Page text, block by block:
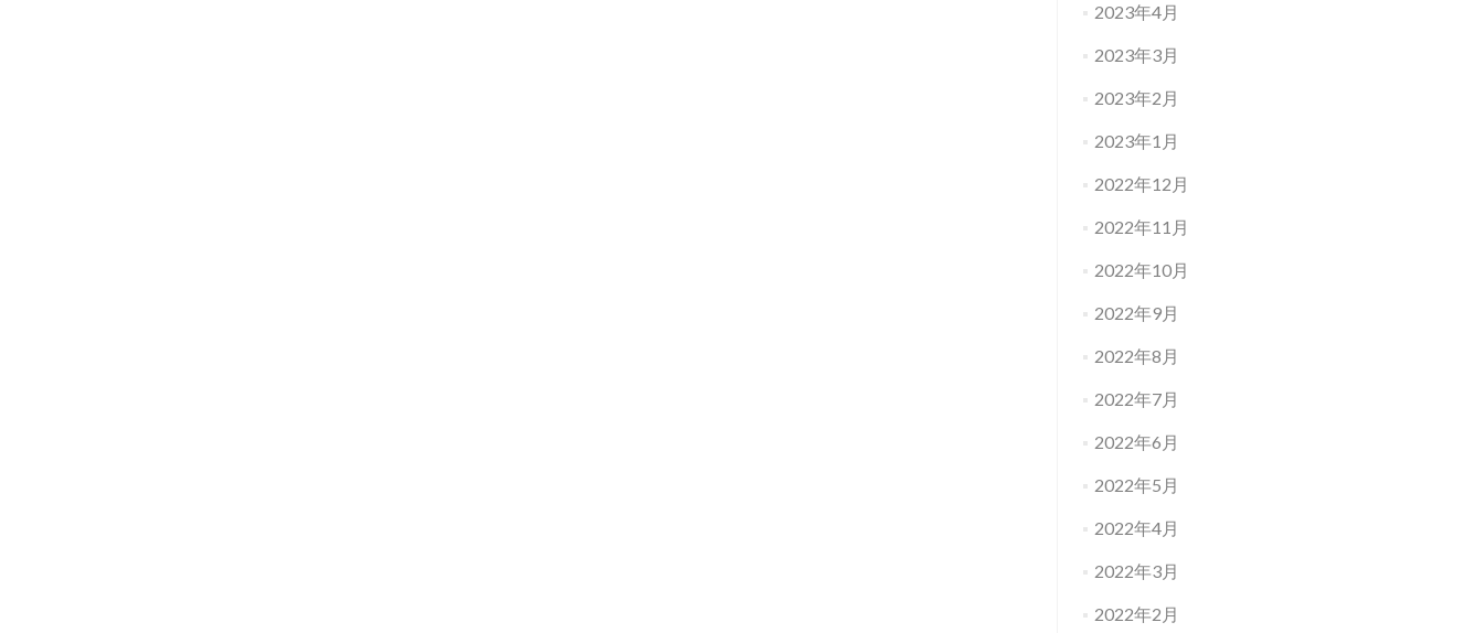
2023年4月
2023年3月
2023年2月
2023年1月
2022年12月
2022年11月
2022年10月
2022年9月
2022年8月
2022年7月
2022年6月
2022年5月
2022年4月
2022年3月
2022年2月